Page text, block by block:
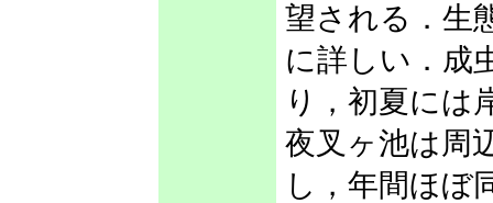
望される．生
に詳しい．成
り，初夏には
夜叉ヶ池は周
し，年間ほぼ